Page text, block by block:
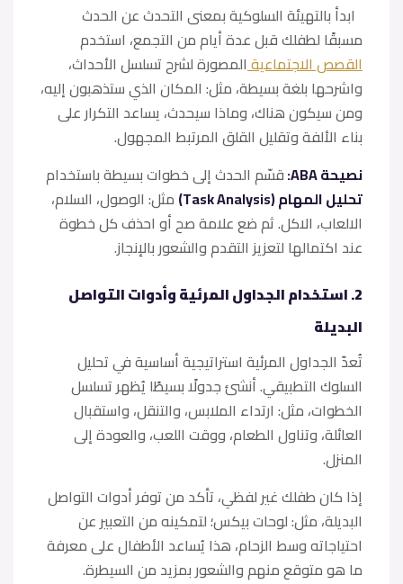
ابدأ بالتهيئة السلوكية بمعنى التحدث عن الحدث
مسبقًا لطفلك قبل عدة أيام من التجمع، استخدم
القصص الاجتماعيةالمصورة لشرح تسلسل الأحداث،
واشرحها بلغة بسيطة، مثل: المكان الذي ستذهبون إليه،
ومن سيكون هناك، وماذا سيحدث، يساعد التكرار على
بناء الألفة وتقليل القلق المرتبط المجهول.
نصيحة ABA:
قسّم الحدث إلى خطوات بسيطة باستخدام
تحليل المهام (Task Analysis)
مثل: الوصول، السلام،
الالعاب، الاكل. ثم ضع علامة صح أو احذف كل خطوة
عند اكتمالها لتعزيز التقدم والشعور بالإنجاز.
2. استخدام الجداول المرئية وأدوات التواصل
البديلة
تُعدّ الجداول المرئية استراتيجية أساسية في تحليل
السلوك التطبيقي. أنشئ جدولًا بسيطًا يُظهر تسلسل
الخطوات، مثل: ارتداء الملابس، والتنقل، واستقبال
العائلة، وتناول الطعام، ووقت اللعب، والعودة إلى
المنزل.
إذا كان طفلك غير لفظي، تأكد من توفر أدوات التواصل
البديلة، مثل: لوحات بيكس؛ لتمكينه من التعبير عن
احتياجاته وسط الزحام، هذا يُساعد الأطفال على معرفة
ما هو متوقع منهم والشعور بمزيد من السيطرة.